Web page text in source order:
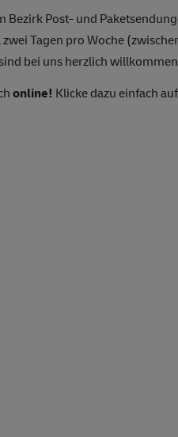
Bezirk Post- und
Tagen pro Woche
bei uns herzlich
online! Klicke dazu einfach